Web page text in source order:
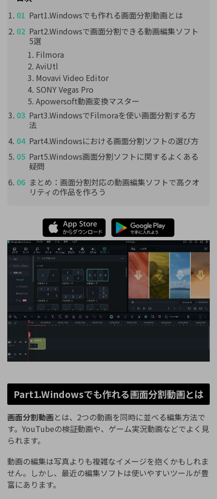
Part1.Windowsでも作れる画面分割動画とは
Part2.Windowsで画面分割できる動画編集ソフト
5選
Filmora
AviUtl
Movavi Video Editor
SONY Vegas Pro
Apowersoft動画変換マスター
Part3.WindowsでFilmoraを使い画面分割する方
法
Part4.Windowsにおける画面分割ソフトの選び方
Part5.Windows画面分割ソフトに関するよくある
疑問
まとめ：画面分割対応の動画編集ソフトで高クオ
リティの作品を作ろう
Part1.Windowsでも作れる画面分割動画とは
画面分割動画とは、2つの動画を同時に並べる編集方法で
す。YouTubeの検証動画や、ゲーム実況動画などでよく見
られます。
動画の編集は写真よりも複雑なイメージを抱くかもしれま
せん。しかし、最近の編集ソフトは使いやすいツールが豊
富にあります。